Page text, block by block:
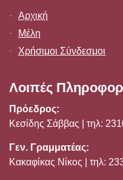
Αρχική
Μέλη
Χρήσιμοι Σύνδεσμοι
Λοιπές
Πρόεδρος:
Κεσίδης Σάββας | τηλ:
Γεν. Γραμματέας:
Κακαφίκας Νίκος | τηλ: